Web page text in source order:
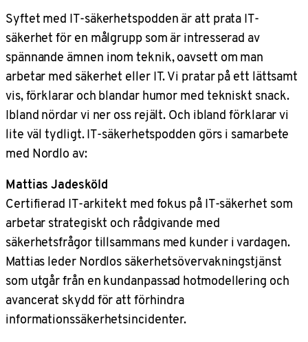
Syftet med IT-säkerhetspodden är att prata IT-
säkerhet för en målgrupp som är intresserad av
spännande ämnen inom teknik, oavsett om man
arbetar med säkerhet eller IT. Vi pratar på ett lättsamt
vis, förklarar och blandar humor med tekniskt snack.
Ibland nördar vi ner oss rejält. Och ibland förklarar vi
lite väl tydligt. IT-säkerhetspodden görs i samarbete
med Nordlo av:
Mattias Jadesköld
Certifierad IT-arkitekt med fokus på IT-säkerhet som
arbetar strategiskt och rådgivande med
säkerhetsfrågor tillsammans med kunder i vardagen.
Mattias leder Nordlos säkerhetsövervakningstjänst
som utgår från en kundanpassad hotmodellering och
avancerat skydd för att förhindra
informationssäkerhetsincidenter.